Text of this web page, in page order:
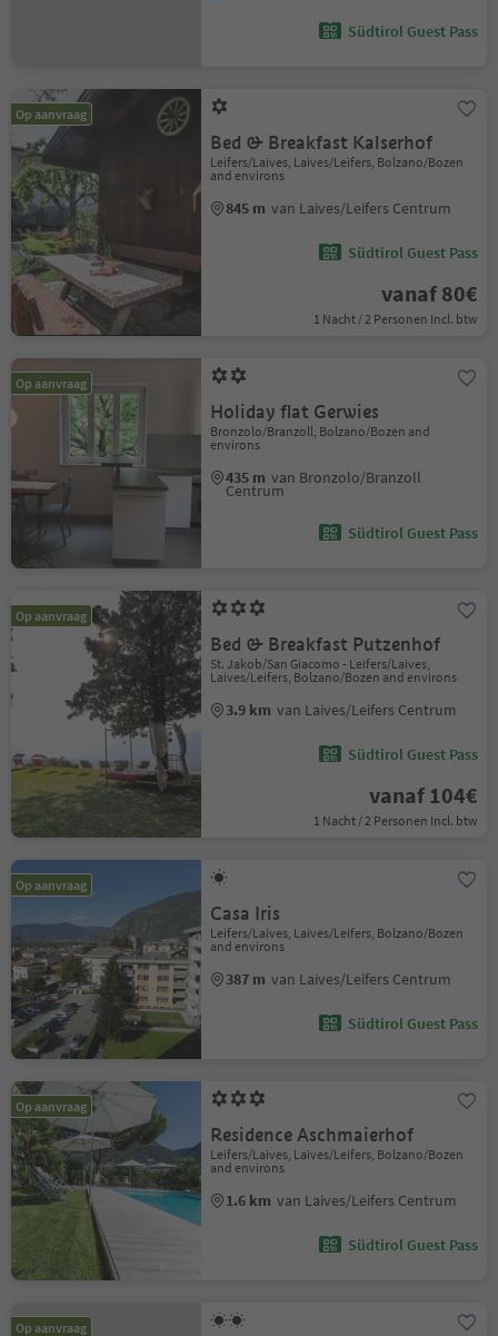
Südtirol Guest Pass
Op aanvraag
Bed & Breakfast Kalserhof
Leifers/Laives, Laives/Leifers, Bolzano/Bozen
and environs
845 m van Laives/Leifers Centrum
Südtirol Guest Pass
vanaf 80€
1 Nacht / 2 Personen Incl. btw
Op aanvraag
Holiday flat Gerwies
Bronzolo/Branzoll, Bolzano/Bozen and
environs
435 m van Bronzolo/Branzoll
Centrum
Südtirol Guest Pass
Op aanvraag
Bed & Breakfast Putzenhof
St. Jakob/San Giacomo - Leifers/Laives,
Laives/Leifers, Bolzano/Bozen and environs
3.9 km van Laives/Leifers Centrum
Südtirol Guest Pass
vanaf 104€
1 Nacht / 2 Personen Incl. btw
Op aanvraag
Casa Iris
Leifers/Laives, Laives/Leifers, Bolzano/Bozen
and environs
387 m van Laives/Leifers Centrum
Südtirol Guest Pass
Op aanvraag
Residence Aschmaierhof
Leifers/Laives, Laives/Leifers, Bolzano/Bozen
and environs
1.6 km van Laives/Leifers Centrum
Südtirol Guest Pass
Op aanvraag